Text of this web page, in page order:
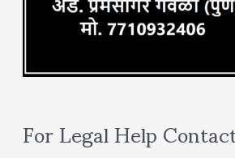
For Legal Help